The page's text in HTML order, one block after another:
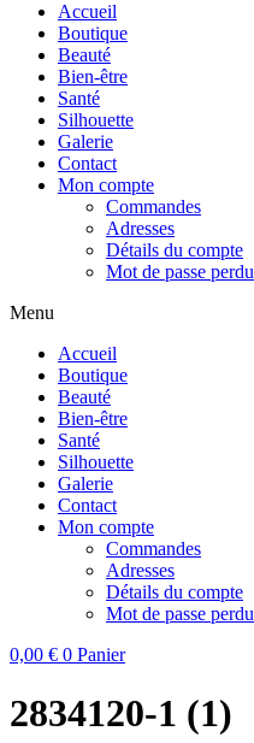
Accueil
Boutique
Beauté
Bien-être
Santé
Silhouette
Galerie
Contact
Mon compte
Commandes
Adresses
Détails du compte
Mot de passe perdu
Menu
Accueil
Boutique
Beauté
Bien-être
Santé
Silhouette
Galerie
Contact
Mon compte
Commandes
Adresses
Détails du compte
Mot de passe perdu
0,00 € 0 Panier
2834120-1 (1)